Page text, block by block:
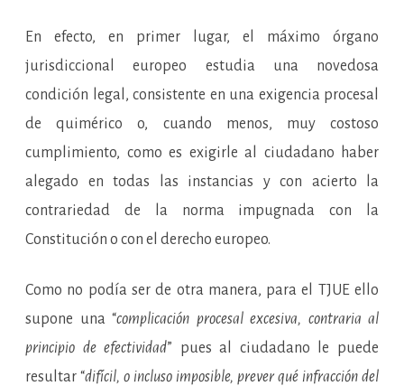
En efecto, en primer lugar, el máximo órgano
jurisdiccional europeo estudia una novedosa
condición legal, consistente en una exigencia procesal
de quimérico o, cuando menos, muy costoso
cumplimiento, como es exigirle al ciudadano haber
alegado en todas las instancias y con acierto la
contrariedad de la norma impugnada con la
Constitución o con el derecho europeo.
Como no podía ser de otra manera, para el TJUE ello
supone una “complicación procesal excesiva, contraria al
principio de efectividad” pues al ciudadano le puede
resultar “difícil, o incluso imposible, preverqué infracción del